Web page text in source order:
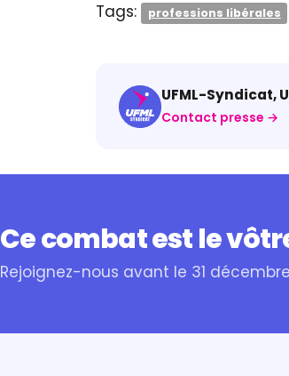
Tags: professions libérales
UFML-Syndicat,
Contact presse →
Ce combat est le
Rejoignez-nous avant le 31